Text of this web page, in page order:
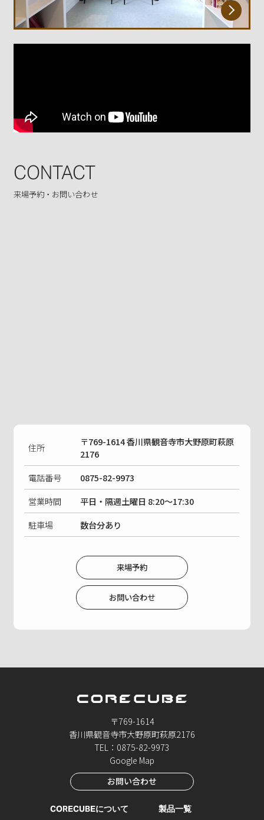
CONTACT
来場予約・お問い合わせ
住所
〒769-1614 香川県観音寺市大野原町萩原
2176
電話番号
0875-82-9973
営業時間
平日・隔週土曜日 8:20〜17:30
駐車場
数台分あり
来場予約
お問い合わせ
〒769-1614
香川県観音寺市大野原町萩原2176
TEL：0875-82-9973
Google Map
お問い合わせ
CORECUBEについて 製品一覧